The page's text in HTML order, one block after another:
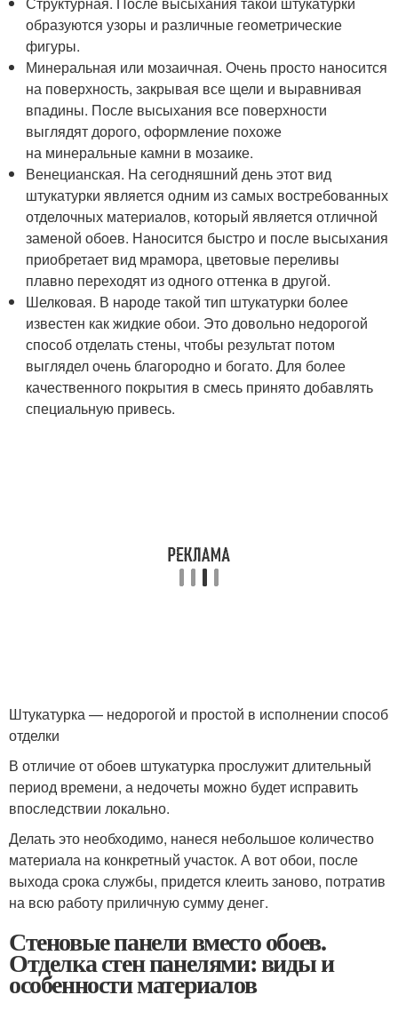
образуются узоры и различные геометрические
фигуры.
Минеральная или мозаичная. Очень просто наносится
на поверхность, закрывая все щели и выравнивая
впадины. После высыхания все поверхности
выглядят дорого, оформление похоже
на минеральные камни в мозаике.
Венецианская. На сегодняшний день этот вид
штукатурки является одним из самых востребованных
отделочных материалов, который является отличной
заменой обоев. Наносится быстро и после высыхания
приобретает вид мрамора, цветовые переливы
плавно переходят из одного оттенка в другой.
Шелковая. В народе такой тип штукатурки более
известен как жидкие обои. Это довольно недорогой
способ отделать стены, чтобы результат потом
выглядел очень благородно и богато. Для более
качественного покрытия в смесь принято добавлять
специальную привесь.
Штукатурка — недорогой и простой в исполнении способ
отделки
В отличие от обоев штукатурка прослужит длительный
период времени, а недочеты можно будет исправить
впоследствии локально.
Делать это необходимо, нанеся небольшое количество
материала на конкретный участок. А вот обои, после
выхода срока службы, придется клеить заново, потратив
на всю работу приличную сумму денег.
Стеновые панели вместо обоев.
Отделка стен панелями: виды и
особенности материалов